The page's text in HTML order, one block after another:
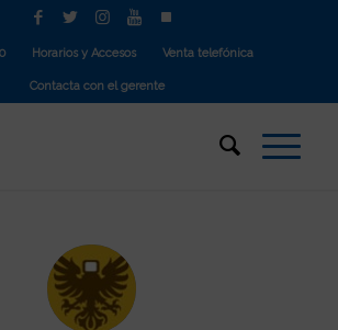
Horarios y Accesos Venta telefónica
Contacta con el gerente